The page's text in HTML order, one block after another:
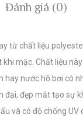
Đánh giá (0)
từ chất liệu
mặc. Chất liệu
hay nước hồ bơi có
đại, đẹp mắt tạo sự
và có độ chống UV